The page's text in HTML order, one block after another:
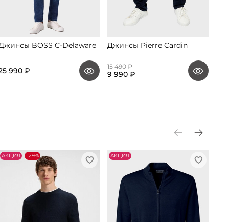
BOSS C-Delaware
990 ₽
Джинсы Pierre Cardin
15 490 ₽
9 990 ₽
АKЦИЯ -29% АKЦИЯ